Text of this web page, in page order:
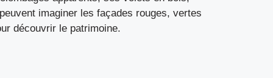
imaginer les façades rouges, vertes
découvrir le patrimoine.